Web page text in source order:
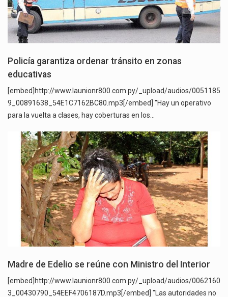
Policía garantiza ordenar tránsito en zonas
educativas
[embed]http://www.launionr800.com.py/_upload/audios/0051185
9_00891638_54E1C7162BC80.mp3[/embed] "Hay un operativo
para la vuelta a clases, hay coberturas en los…
Madre de Edelio se reúne con Ministro del Interior
[embed]http://www.launionr800.com.py/_upload/audios/0062160
3_00430790_54EEF4706187D.mp3[/embed] "Las autoridades no